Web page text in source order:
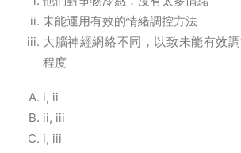
未能運用有效的情緒調控方法
大腦神經網絡不同，以致未能有效
程度
i, ii
ii, iii
i, iii